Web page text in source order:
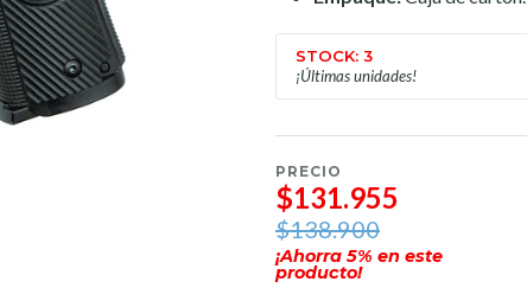
STOCK: 3
¡Últimas unidades!
PRECIO
$131.955
$138.900
¡Ahorra5% en este
producto!